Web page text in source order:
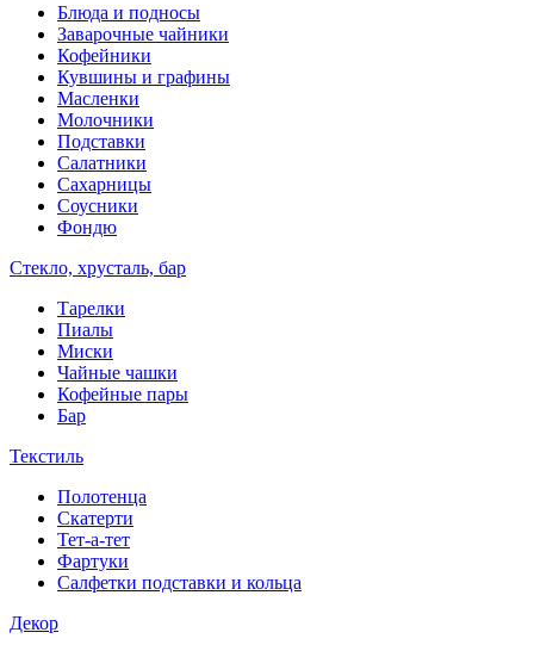
Блюда и подносы
Заварочные чайники
Кофейники
Кувшины и графины
Масленки
Молочники
Подставки
Салатники
Сахарницы
Соусники
Фондю
Стекло, хрусталь, бар
Тарелки
Пиалы
Миски
Чайные чашки
Кофейные пары
Бар
Текстиль
Полотенца
Скатерти
Тет-а-тет
Фартуки
Салфетки подставки и кольца
Декор